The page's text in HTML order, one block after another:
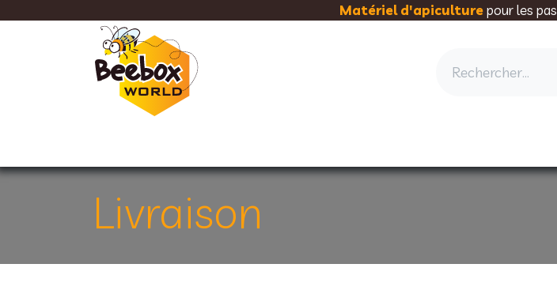
Matériel d'apiculturepour les
Livraison